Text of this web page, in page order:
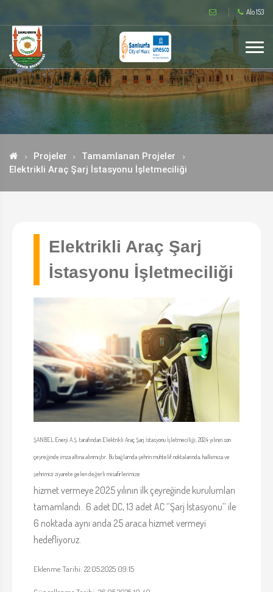
Alo 153
Projeler
Tamamlanan Projeler
Elektrikli Araç Şarj İstasyonu İşletmeciliği
Elektrikli Araç Şarj
İstasyonu İşletmeciliği
ŞANBEL Enerji A.Ş. tarafından Elektrikli Araç Şarj İstasyonu İşletmeciliği, 2024 yılının son
çeyreğinde imza altına alınmıştır. Bu bağlamda şehrin muhtelif noktalarında, halkımıza ve
şehrimizi ziyarete gelen değerli misafirlerimize
hizmet vermeye 2025 yılının ilk çeyreğinde kurulumları
tamamlandı. 6 adet DC, 13 adet AC ‘’Şarj İstasyonu’’ ile
6 noktada aynı anda 25 araca hizmet vermeyi
hedefliyoruz.
Eklenme Tarihi: 22.05.2025 09:15